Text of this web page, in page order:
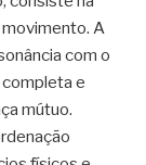
A
com o
e
mútuo.